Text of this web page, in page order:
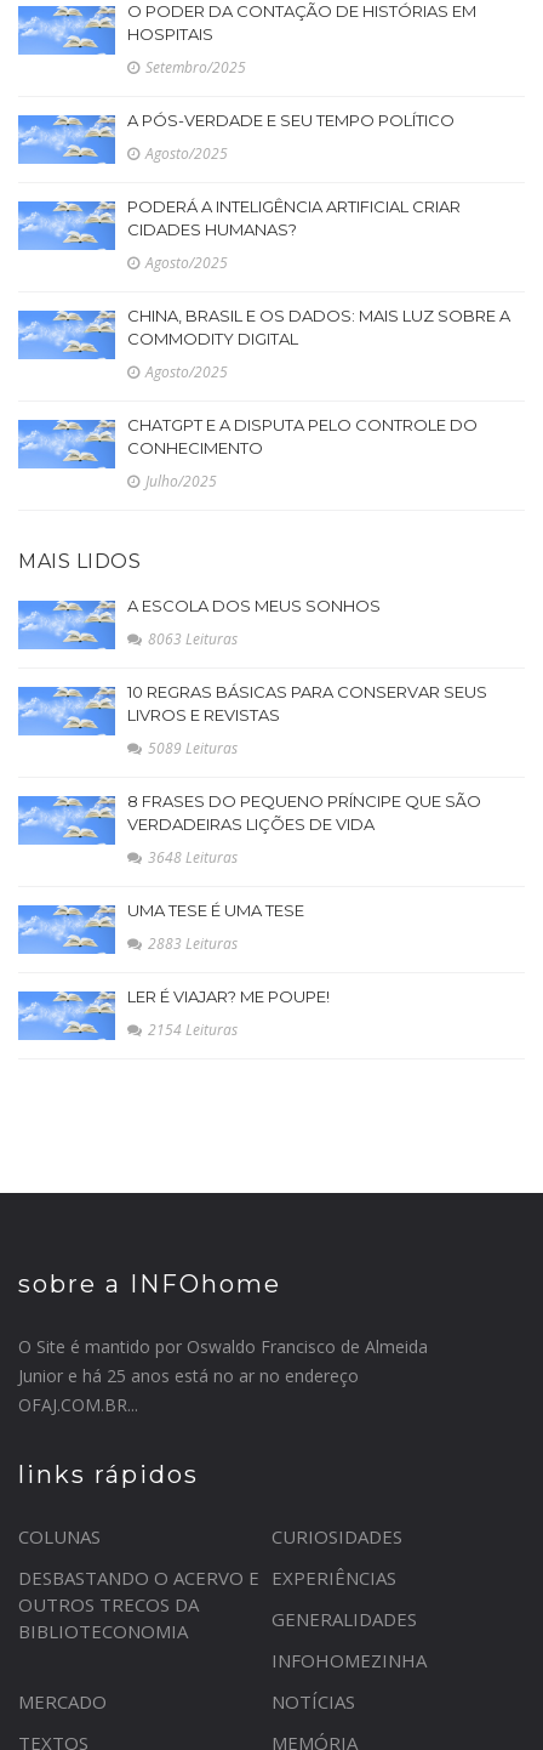
O PODER DA CONTAÇÃO DE HISTÓRIAS EM
HOSPITAIS
Setembro/2025
A PÓS-VERDADE E SEU TEMPO POLÍTICO
Agosto/2025
PODERÁ A INTELIGÊNCIA ARTIFICIAL CRIAR
CIDADES HUMANAS?
Agosto/2025
CHINA, BRASIL E OS DADOS: MAIS LUZ SOBRE A
COMMODITY DIGITAL
Agosto/2025
CHATGPT E A DISPUTA PELO CONTROLE DO
CONHECIMENTO
Julho/2025
MAIS LIDOS
A ESCOLA DOS MEUS SONHOS
8063 Leituras
10 REGRAS BÁSICAS PARA CONSERVAR SEUS
LIVROS E REVISTAS
5089 Leituras
8 FRASES DO PEQUENO PRÍNCIPE QUE SÃO
VERDADEIRAS LIÇÕES DE VIDA
3648 Leituras
UMA TESE É UMA TESE
2883 Leituras
LER É VIAJAR? ME POUPE!
2154 Leituras
sobre a INFOhome
O Site é mantido por Oswaldo Francisco de Almeida
Junior e há 25 anos está no ar no endereço
OFAJ.COM.BR...
links rápidos
COLUNAS
CURIOSIDADES
DESBASTANDO O ACERVO E
OUTROS TRECOS DA
BIBLIOTECONOMIA
EXPERIÊNCIAS
GENERALIDADES
INFOHOMEZINHA
MERCADO
NOTÍCIAS
TEXTOS
MEMÓRIA